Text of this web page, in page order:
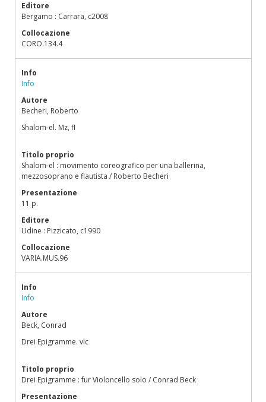
Editore
Bergamo : Carrara, c2008
Collocazione
CORO.134.4
Info
Info
Autore
Becheri, Roberto
Shalom-el. Mz, fl
Titolo proprio
Shalom-el : movimento coreografico per una ballerina,
mezzosoprano e flautista / Roberto Becheri
Presentazione
11 p.
Editore
Udine : Pizzicato, c1990
Collocazione
VARIA.MUS.96
Info
Info
Autore
Beck, Conrad
Drei Epigramme. vlc
Titolo proprio
Drei Epigramme : fur Violoncello solo / Conrad Beck
Presentazione